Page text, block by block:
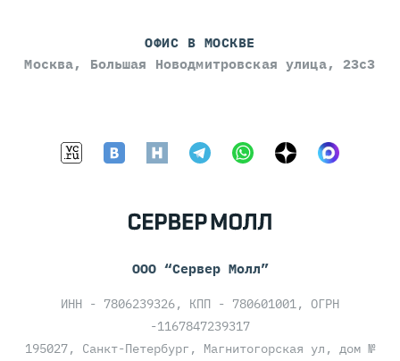
ОФИС В МОСКВЕ
Москва, Большая Новодмитровская улица, 23с3
ООО “Сервер Молл”
ИНН - 7806239326, КПП - 780601001, ОГРН
-1167847239317
195027, Санкт-Петербург, Магнитогорская ул, дом №